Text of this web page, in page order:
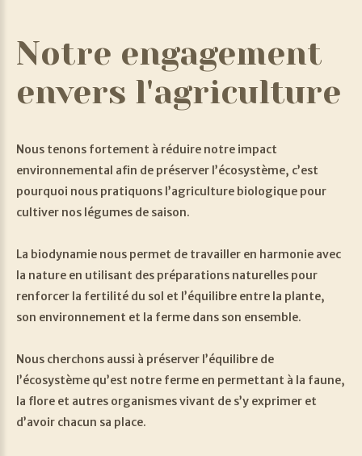
Notre engagement
envers l'agriculture
Nous tenons fortement à réduire notre impact
environnemental afin de préserver l’écosystème, c’est
pourquoi nous pratiquons l’agriculture biologique pour
cultiver nos légumes de saison.
La biodynamie nous permet de travailler en harmonie avec
la nature en utilisant des préparations naturelles pour
renforcer la fertilité du sol et l’équilibre entre la plante,
son environnement et la ferme dans son ensemble.
Nous cherchons aussi à préserver l’équilibre de
l’écosystème qu’est notre ferme en permettant à la faune,
la flore et autres organismes vivant de s’y exprimer et
d’avoir chacun sa place.